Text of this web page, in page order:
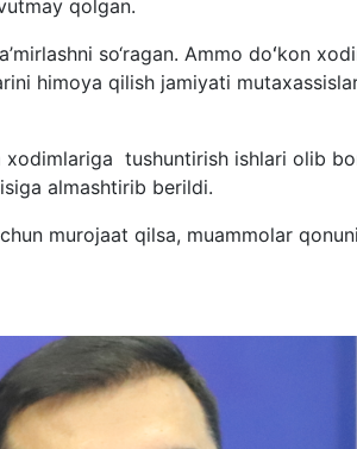
qolgan.
so‘ragan. Ammo doʻkon
himoya qilish jamiyati
xodimlariga tushuntirish ishlari olib
almashtirib berildi.
murojaat qilsa, muammolar